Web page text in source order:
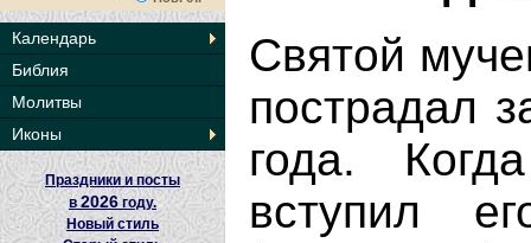
Календарь
Библия
Молитвы
Иконы
Праздники и посты
в 2026 году.
Новый стиль
Святой
пострадал
года.
вступил